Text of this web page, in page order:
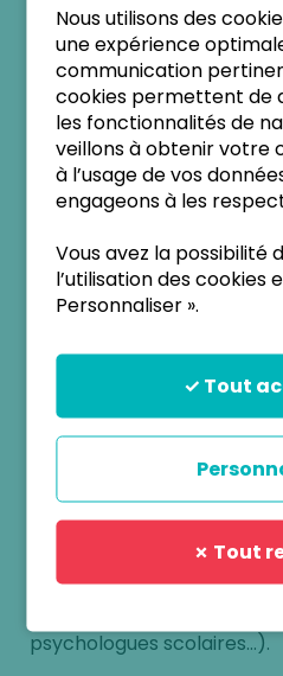
comme élève…avec
Au travers de ce parcours
en effet, continuer de se
soi suffisamment solide
intégration dans la vie
Un soutien
occasionnel ou plus
en forme ces questions,
pour les surmonter, les
ses projets.Le
demande, de l’âge du
adulte), du contexte de la
des entretiens dans le
(Annuel, Bi-annuel,
plus réguliers en fonction
disponibilité
également proposer
accompagnement plus
auprès de collègues
psychologues scolaires…).
Nous utilisons des
une expérience
communication
cookies permettent de
les fonctionnalités de
veillons à obtenir votre
à l’usage de vos
engageons à les
Vous avez la possibilité
l’utilisation des cookies
Personnaliser ».
✓ Tout
✗ Tout